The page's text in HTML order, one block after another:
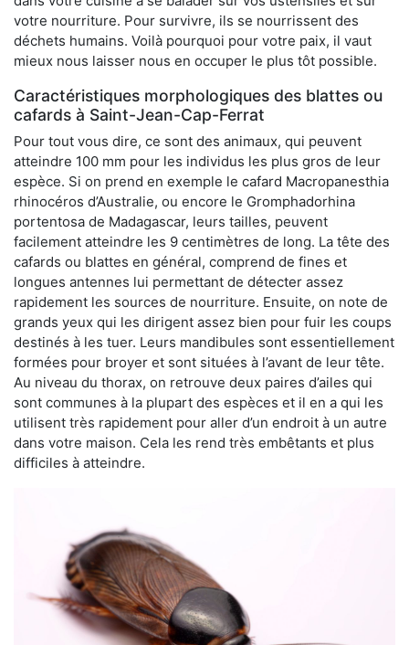
votre nourriture. Pour survivre, ils se nourrissent des
déchets humains. Voilà pourquoi pour votre paix, il vaut
mieux nous laisser nous en occuper le plus tôt possible.
Caractéristiques morphologiques des blattes ou
cafards à Saint-Jean-Cap-Ferrat
Pour tout vous dire, ce sont des animaux, qui peuvent
atteindre 100 mm pour les individus les plus gros de leur
espèce. Si on prend en exemple le cafard Macropanesthia
rhinocéros d’Australie, ou encore le Gromphadorhina
portentosa de Madagascar, leurs tailles, peuvent
facilement atteindre les 9 centimètres de long. La tête des
cafards ou blattes en général, comprend de fines et
longues antennes lui permettant de détecter assez
rapidement les sources de nourriture. Ensuite, on note de
grands yeux qui les dirigent assez bien pour fuir les coups
destinés à les tuer. Leurs mandibules sont essentiellement
formées pour broyer et sont situées à l’avant de leur tête.
Au niveau du thorax, on retrouve deux paires d’ailes qui
sont communes à la plupart des espèces et il en a qui les
utilisent très rapidement pour aller d’un endroit à un autre
dans votre maison. Cela les rend très embêtants et plus
difficiles à atteindre.